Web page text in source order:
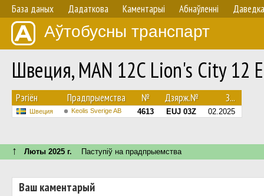
База даных Дадаткова Каментарыі Абнаўленнi Даведка
Аўтобусны транспарт
Швеция, MAN 12C Lion's City 12
Рэгіён Прадпрыемства № Дзярж.№ З...
Швеция Keolis Sverige AB 4613 EUJ 03Z 02.2025
↑ Люты 2025 г. Паступiў на прадпрыемства
Ваш каментарый